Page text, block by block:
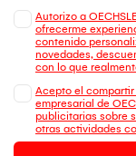
Autorizo a
ofrecerme
contenido
novedades,
con lo que
Acepto el
empresarial de
publicitarias sobre
otras actividades